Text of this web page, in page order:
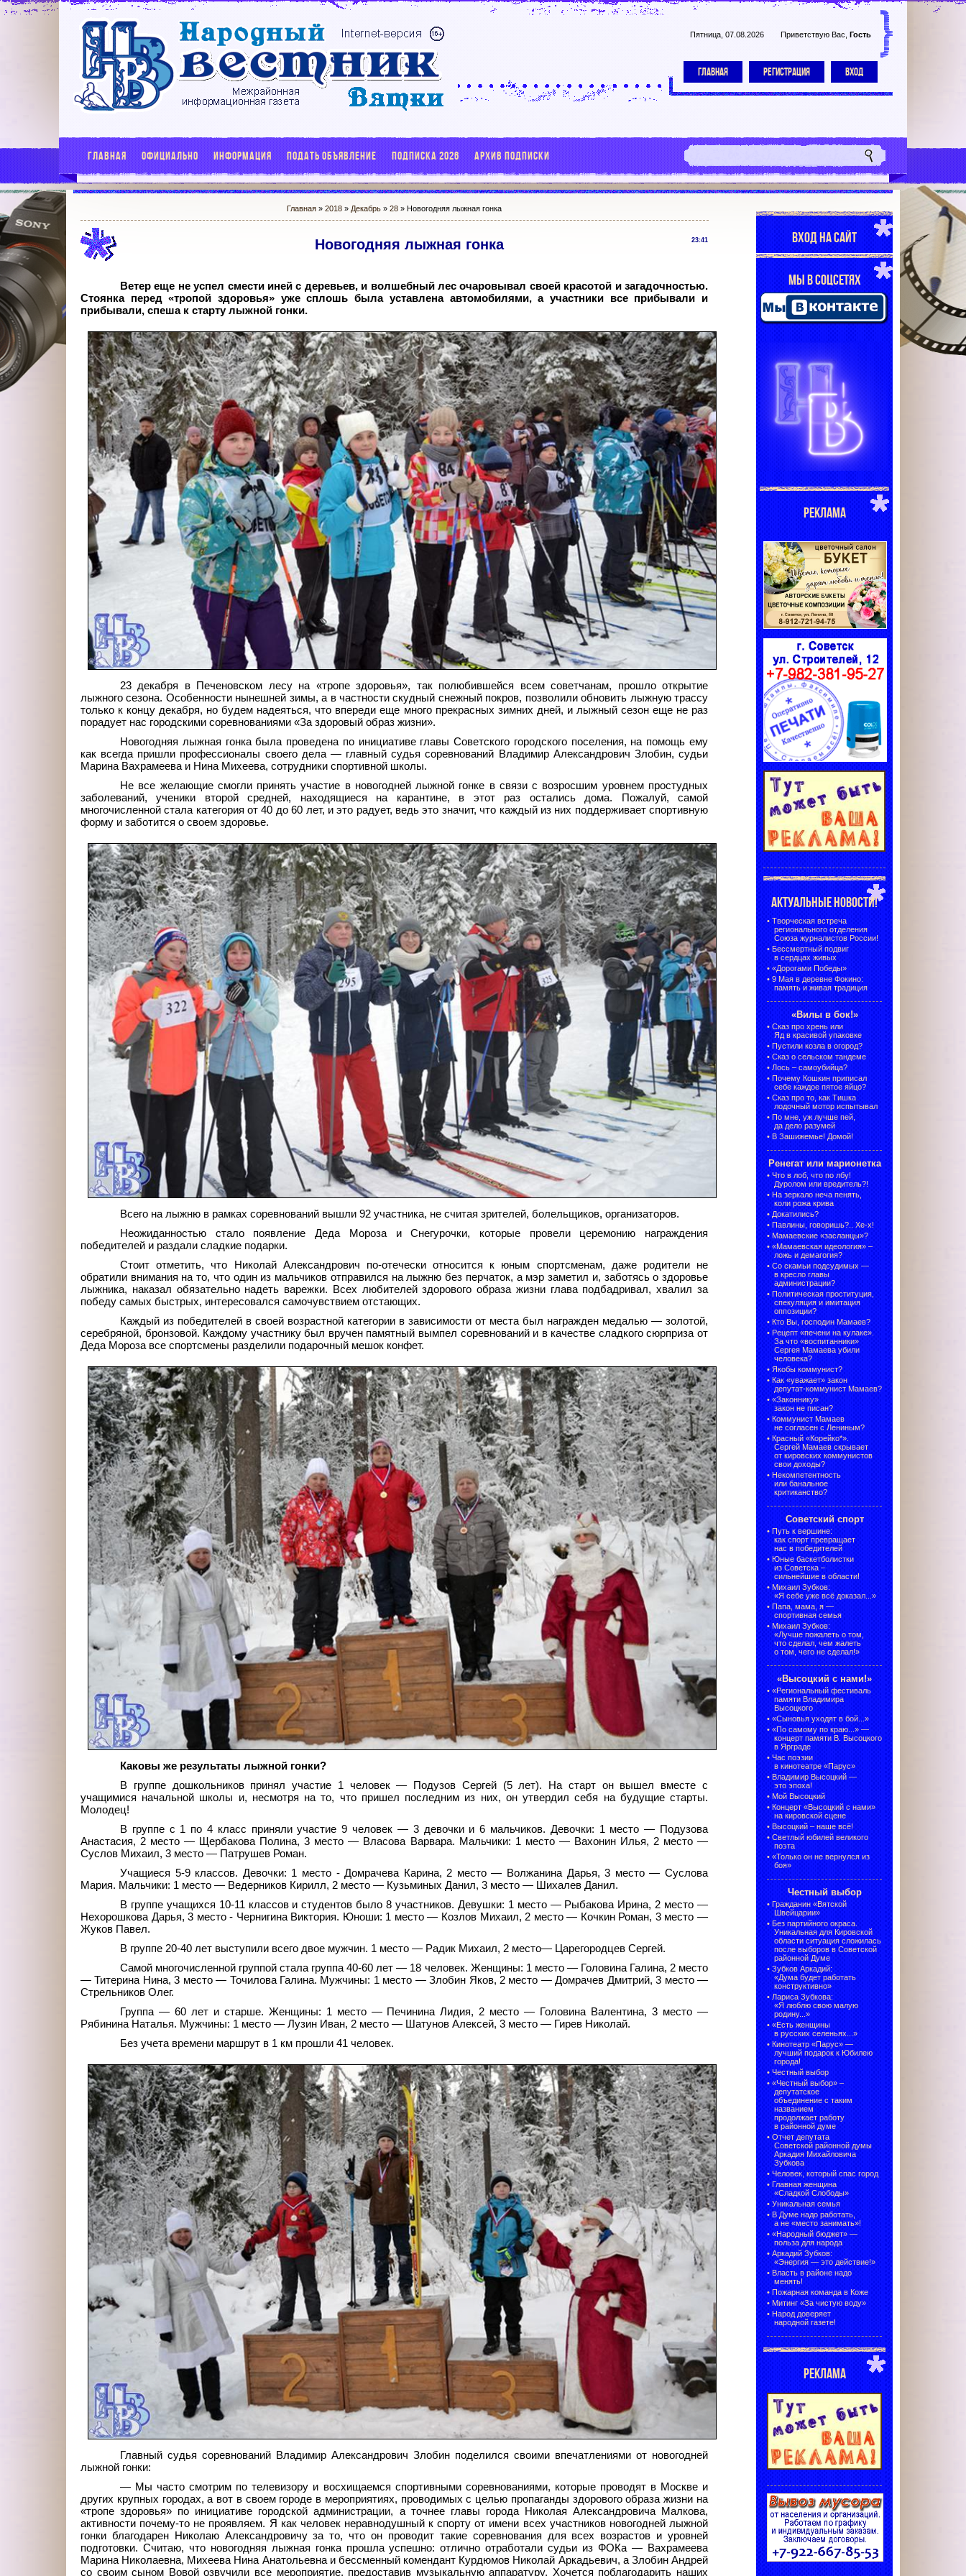
Пятница, 07.08.2026 Приветствую Вас Гость
ГЛАВНАЯ РЕГИСТРАЦИЯ ВХОД
ГЛАВНАЯ ОФИЦИАЛЬНО ИНФОРМАЦИЯ ПОДАТЬ ОБЪЯВЛЕНИЕ ПОДПИСКА 2026 АРХИВ ПОДПИСКИ
Главная »2018 » Декабрь » 28 » Новогодняя лыжная гонка
23:41
Новогодняя лыжная гонка
Ветер еще не успел смести иней с деревьев, и волшебный лес очаровывал своей красотой и загадочностью.
Стоянка перед «тропой здоровья» уже сплошь была уставлена автомобилями, а участники все прибывали и
прибывали, спеша к старту лыжной гонки.
23 декабря в Печеновском лесу на «тропе здоровья», так полюбившейся всем советчанам, прошло открытие
лыжного сезона. Особенности нынешней зимы, а в частности скудный снежный покров, позволили обновить лыжную трассу
только к концу декабря, но будем надеяться, что впереди еще много прекрасных зимних дней, и лыжный сезон еще не раз
порадует нас городскими соревнованиями «За здоровый образ жизни».
Новогодняя лыжная гонка была проведена по инициативе главы Советского городского поселения, на помощь ему
как всегда пришли профессионалы своего дела — главный судья соревнований Владимир Александрович Злобин, судьи
Марина Вахрамеева и Нина Михеева, сотрудники спортивной школы.
Не все желающие смогли принять участие в новогодней лыжной гонке в связи с возросшим уровнем простудных
заболеваний, ученики второй средней, находящиеся на карантине, в этот раз остались дома. Пожалуй, самой
многочисленной стала категория от 40 до 60 лет, и это радует, ведь это значит, что каждый из них поддерживает спортивную
форму и заботится о своем здоровье.
Всего на лыжню в рамках соревнований вышли 92 участника, не считая зрителей, болельщиков, организаторов.
Неожиданностью стало появление Деда Мороза и Снегурочки, которые провели церемонию награждения
победителей и раздали сладкие подарки.
Стоит отметить, что Николай Александрович по-отечески относится к юным спортсменам, даже родители не
обратили внимания на то, что один из мальчиков отправился на лыжню без перчаток, а мэр заметил и, заботясь о здоровье
лыжника, наказал обязательно надеть варежки. Всех любителей здорового образа жизни глава подбадривал, хвалил за
победу самых быстрых, интересовался самочувствием отстающих.
Каждый из победителей в своей возрастной категории в зависимости от места был награжден медалью — золотой,
серебряной, бронзовой. Каждому участнику был вручен памятный вымпел соревнований и в качестве сладкого сюрприза от
Деда Мороза все спортсмены разделили подарочный мешок конфет.
Каковы же результаты лыжной гонки?
В группе дошкольников принял участие 1 человек — Подузов Сергей (5 лет). На старт он вышел вместе с
учащимися начальной школы и, несмотря на то, что пришел последним из них, он утвердил себя на будущие старты.
Молодец!
В группе с 1 по 4 класс приняли участие 9 человек — 3 девочки и 6 мальчиков. Девочки: 1 место — Подузова
Анастасия, 2 место — Щербакова Полина, 3 место — Власова Варвара. Мальчики: 1 место — Вахонин Илья, 2 место —
Суслов Михаил, 3 место — Патрушев Роман.
Учащиеся 5-9 классов. Девочки: 1 место - Домрачева Карина, 2 место — Волжанина Дарья, 3 место — Суслова
Мария. Мальчики: 1 место — Ведерников Кирилл, 2 место — Кузьминых Данил, 3 место — Шихалев Данил.
В группе учащихся 10-11 классов и студентов было 8 участников. Девушки: 1 место — Рыбакова Ирина, 2 место —
Нехорошкова Дарья, 3 место - Чернигина Виктория. Юноши: 1 место — Козлов Михаил, 2 место — Кочкин Роман, 3 место —
Жуков Павел.
В группе 20-40 лет выступили всего двое мужчин. 1 место — Радик Михаил, 2 место— Царегородцев Сергей.
Самой многочисленной группой стала группа 40-60 лет — 18 человек. Женщины: 1 место — Головина Галина, 2 место
— Титерина Нина, 3 место — Точилова Галина. Мужчины: 1 место — Злобин Яков, 2 место — Домрачев Дмитрий, 3 место —
Стрельников Олег.
Группа — 60 лет и старше. Женщины: 1 место — Печинина Лидия, 2 место — Головина Валентина, 3 место —
Рябинина Наталья. Мужчины: 1 место — Лузин Иван, 2 место — Шатунов Алексей, 3 место — Гирев Николай.
Без учета времени маршрут в 1 км прошли 41 человек.
Главный судья соревнований Владимир Александрович Злобин поделился своими впечатлениями от новогодней
лыжной гонки:
— Мы часто смотрим по телевизору и восхищаемся спортивными соревнованиями, которые проводят в Москве и
других крупных городах, а вот в своем городе в мероприятиях, проводимых с целью пропаганды здорового образа жизни на
«тропе здоровья» по инициативе городской администрации, а точнее главы города Николая Александровича Малкова,
активности почему-то не проявляем. Я как человек неравнодушный к спорту от имени всех участников новогодней лыжной
гонки благодарен Николаю Александровичу за то, что он проводит такие соревнования для всех возрастов и уровней
подготовки. Считаю, что новогодняя лыжная гонка прошла успешно: отлично отработали судьи из ФОКа — Вахрамеева
Марина Николаевна, Михеева Нина Анатольевна и бессменный комендант Курдюмов Николай Аркадьевич, а Злобин Андрей
со своим сыном Вовой озвучили все мероприятие, предоставив музыкальную аппаратуру. Хочется поблагодарить наших
ВХОД НА САЙТ
МЫ В СОЦСЕТЯХ
РЕКЛАМА
АКТУАЛЬНЫЕ НОВОСТИ!
• Творческая встреча
регионального отделения
Союза журналистов России!
• Бессмертный подвиг
в сердцах живых
• «Дорогами Победы»
• 9 Мая в деревне Фокино:
память и живая традиция
«Вилы в бок!»
• Сказ про хрень или
Яд в красивой упаковке
• Пустили козла в огород?
• Сказ о сельском тандеме
• Лось – самоубийца?
• Почему Кошкин приписал
себе каждое пятое яйцо?
• Сказ про то, как Тишка
лодочный мотор испытывал
• По мне, уж лучше пей,
да дело разумей
• В Зашижемье! Домой!
Ренегат или марионетка
• Что в лоб, что по лбу!
Дуролом или вредитель?!
• На зеркало неча пенять,
коли рожа крива
• Докатились?
• Павлины, говоришь?.. Хе-х!
• Мамаевские «засланцы»?
• «Мамаевская идеология» –
ложь и демагогия?
• Со скамьи подсудимых —
в кресло главы
администрации?
• Политическая проституция,
спекуляция и имитация
оппозиции?
• Кто Вы, господин Мамаев?
• Рецепт «печени на кулаке».
За что «воспитанники»
Сергея Мамаева убили
человека?
• Якобы коммунист?
• Как «уважает» закон
депутат-коммунист Мамаев?
• «Законнику»
закон не писан?
• Коммунист Мамаев
не согласен с Лениным?
• Красный «Корейко*».
Сергей Мамаев скрывает
от кировских коммунистов
свои доходы?
• Некомпетентность
или банальное
критиканство?
Советский спорт
• Путь к вершине:
как спорт превращает
нас в победителей
• Юные баскетболистки
из Советска –
сильнейшие в области!
• Михаил Зубков:
«Я себе уже всё доказал...»
• Папа, мама, я —
спортивная семья
• Михаил Зубков:
«Лучше пожалеть о том,
что сделал, чем жалеть
о том, чего не сделал!»
«Высоцкий с нами!»
• «Региональный фестиваль
памяти Владимира
Высоцкого
• «Сыновья уходят в бой...»
• «По самому по краю...» —
концерт памяти В. Высоцкого
в Ярграде
• Час поэзии
в кинотеатре «Парус»
• Владимир Высоцкий —
это эпоха!
• Мой Высоцкий
• Концерт «Высоцкий с нами»
на кировской сцене
• Высоцкий – наше всё!
• Светлый юбилей великого
поэта
• «Только он не вернулся из
боя»
Честный выбор
• Гражданин «Вятской
Швейцарии»
• Без партийного окраса.
Уникальная для Кировской
области ситуация сложилась
после выборов в Советской
районной Думе
• Зубков Аркадий:
«Дума будет работать
конструктивно»
• Лариса Зубкова:
«Я люблю свою малую
родину...»
• «Есть женщины
в русских селеньях...»
• Кинотеатр «Парус» —
лучший подарок к Юбилею
города!
• Честный выбор
• «Честный выбор» –
депутатское
объединение с таким
названием
продолжает работу
в районной думе
• Отчет депутата
Советской районной думы
Аркадия Михайловича
Зубкова
• Человек, который спас город
• Главная женщина
«Сладкой Слободы»
• Уникальная семья
• В Думе надо работать,
а не «место занимать»!
• «Народный бюджет» —
польза для народа
• Аркадий Зубков:
«Энергия — это действие!»
• Власть в районе надо
менять!
• Пожарная команда в Коже
• Митинг «За чистую воду»
• Народ доверяет
народной газете!
РЕКЛАМА